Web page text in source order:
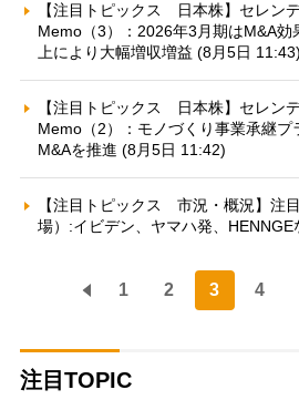
【注目トピックス 日本株】セレン
Memo（3）：2026年3月期はM&A効
上により大幅増収増益 (8月5日 11:43)
【注目トピックス 日本株】セレン
Memo（2）：モノづくり事業承継プ
M&Aを推進 (8月5日 11:42)
【注目トピックス 市況・概況】注
場）:イビデン、ヤマハ発、
1 2 3 4
注目TOPIC